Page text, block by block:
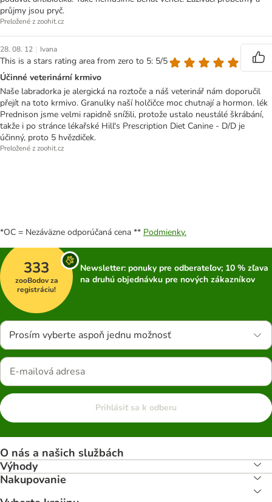
průjmy jsou pryč.
Preložené z zoohit.cz
28. 08. 12 | Ivana
This is a stars rating area from zero to 5: 5/5
Účinné veterinární krmivo
Naše labradorka je alergická na roztoče a náš veterinář nám doporučil
přejít na toto krmivo. Granulky naší holčičce moc chutnají a hormon. lék
Prednison jsme velmi rapidně snížili, protože ustalo neustálé škrábání,
takže i po stránce lékařské Hill's Prescription Diet Canine - D/D je
účinný, proto 5 hvězdiček.
Preložené z zoohit.cz
*OC = Nezáväzne odporúčaná cena ** Podmienky.
333
zooBodov za
registráciu!
Newsletter: ponuky pre odberateľov; 10 % zľava
na druhú objednávku pre nových zákazníkov
Prosím vyberte aspoň jednu možnosť
Prihlásiť sa k odberu
O nás a našich službách
Výhody
Nakupovanie